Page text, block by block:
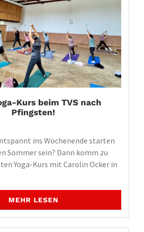
Kurs beim TVS nach
Pfingsten!
ins Wochenende starten
Sommer sein? Dann komm zu
Yoga-Kurs mit Carolin Ocker in
MEHR LESEN